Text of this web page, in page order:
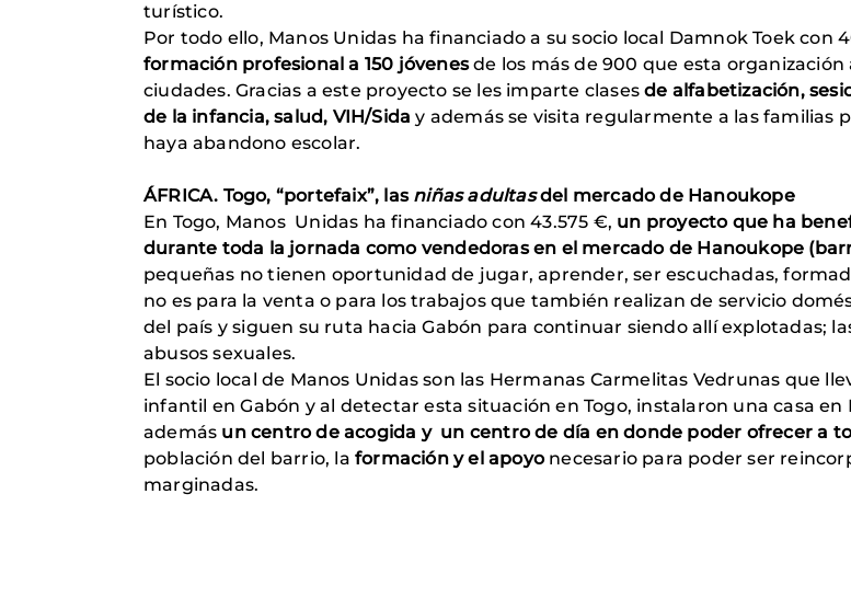
turístico.
Por todo ello, Manos Unidas ha financiado a su socio local Damnok Toek
formación profesional a 150 jóvenesde los más de 900 que esta organización
ciudades. Gracias a este proyecto se les imparte clasesde alfabetización,
de la infancia, salud, VIH/Sida y además se visita regularmente a las familias
haya abandono escolar.
ÁFRICA. Togo, “portefaix”, las niñas adultasdel mercado de Hanoukope
En Togo, Manos Unidas ha financiado con 43.575 €, un proyecto que ha
durante toda la jornada como vendedoras en el mercado de Hanoukope
pequeñas no tienen oportunidad de jugar, aprender, ser escuchadas,
no es para la venta o para los trabajos que también realizan de servicio
del país y siguen su ruta hacia Gabón para continuar siendo allí explotadas;
abusos sexuales.
El socio local de Manos Unidas son las Hermanas Carmelitas Vedrunas que
infantil en Gabón y al detectar esta situación en Togo, instalaron una casa
además un centro de acogida y un centro de día en donde poder ofrecer a
población del barrio, la formación y el apoyonecesario para poder ser
marginadas.